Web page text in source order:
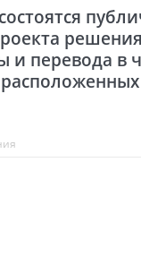
и перевода в